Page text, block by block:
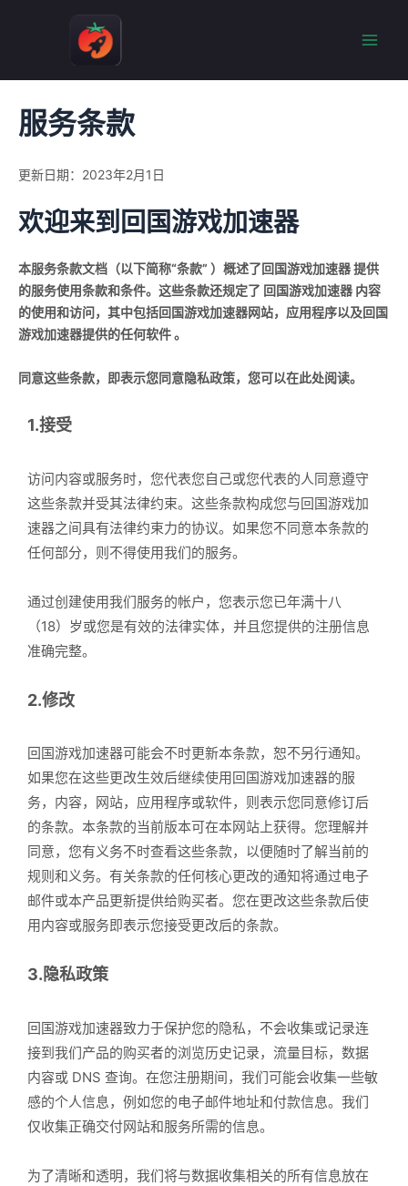
服务条款
更新日期：2023年2月1日
欢迎来到回国游戏加速器
本服务条款文档（以下简称“条款” ）概述了回国游戏加速器 提供
的服务使用条款和条件。这些条款还规定了 回国游戏加速器 内容
的使用和访问，其中包括回国游戏加速器网站，应用程序以及回国
游戏加速器提供的任何软件 。
同意这些条款，即表示您同意隐私政策，您可以在此处阅读。
1.接受
访问内容或服务时，您代表您自己或您代表的人同意遵守
这些条款并受其法律约束。这些条款构成您与回国游戏加
速器之间具有法律约束力的协议。如果您不同意本条款的
任何部分，则不得使用我们的服务。
通过创建使用我们服务的帐户，您表示您已年满十八
（18）岁或您是有效的法律实体，并且您提供的注册信息
准确完整。
2.修改
回国游戏加速器可能会不时更新本条款，恕不另行通知。
如果您在这些更改生效后继续使用回国游戏加速器的服
务，内容，网站，应用程序或软件，则表示您同意修订后
的条款。本条款的当前版本可在本网站上获得。您理解并
同意，您有义务不时查看这些条款，以便随时了解当前的
规则和义务。有关条款的任何核心更改的通知将通过电子
邮件或本产品更新提供给购买者。您在更改这些条款后使
用内容或服务即表示您接受更改后的条款。
3.隐私政策
回国游戏加速器致力于保护您的隐私，不会收集或记录连
接到我们产品的购买者的浏览历史记录，流量目标，数据
内容或 DNS 查询。在您注册期间，我们可能会收集一些敏
感的个人信息，例如您的电子邮件地址和付款信息。我们
仅收集正确交付网站和服务所需的信息。
为了清晰和透明，我们将与数据收集相关的所有信息放在